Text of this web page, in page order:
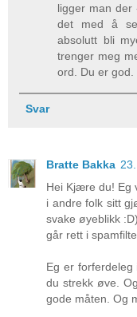
ligger man der
det med å
absolutt bli
trenger meg
ord. Du er god.
Svar
Bratte Bakka
Hei Kjære du! Eg
i andre folk sitt
svake øyeblikk
går rett i
Eg er
du strekk øve.
gode måten. Og